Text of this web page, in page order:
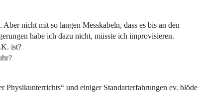
nicht mit so langen Messkabeln, dass es bis an den
habe ich dazu nicht, müsste ich improvisieren.
ist?
Physikunterrichts“ und einiger Standarterfahrungen ev. blöde